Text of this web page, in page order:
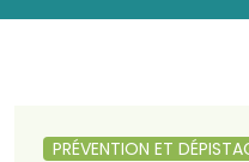
PRÉVENTION ET